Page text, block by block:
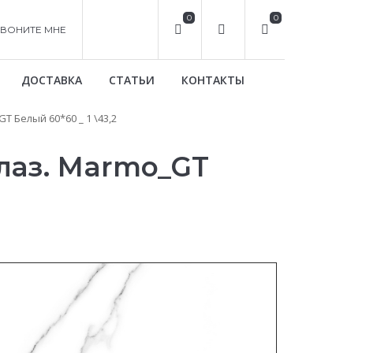
МНЕ
0 0
ДОСТАВКА СТАТЬИ КОНТАКТЫ
Белый 60*60 _ 1 \43,2
Marmo_GT